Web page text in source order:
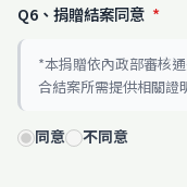
Q6、捐贈結案同意 *
*本捐贈依內政部審核
合結案所需提供相關證
同意 不同意